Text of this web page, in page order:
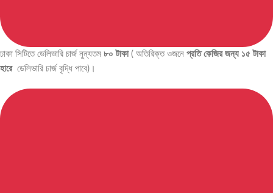
ঢাকা সিটিতে ডেলিভারি চার্জ নুন্যতম ৮০ টাকা( অতিরিক্ত ওজনে প্রতি কেজির জন্য ১৫ টাকা
হারে ডেলিভারি চার্জ বৃদ্ধি পাবে)।